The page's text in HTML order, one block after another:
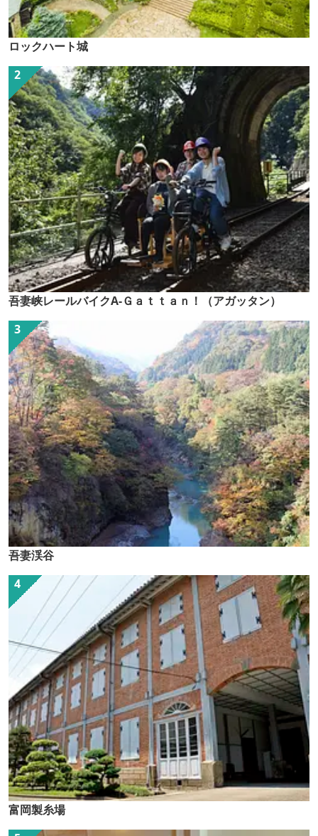
ロックハート城
吾妻峡レールバイクA-Ｇａｔｔａｎ！（アガッタン）
吾妻渓谷
富岡製糸場